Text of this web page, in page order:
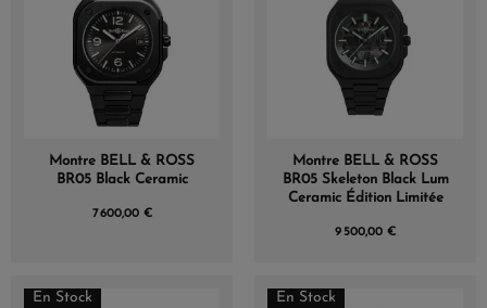
Montre BELL & ROSS
BR05 Black Ceramic
7 600,00 €
Montre BELL & ROSS
BR05 Skeleton Black Lum
Ceramic Édition Limitée
9 500,00 €
En Stock En Stock